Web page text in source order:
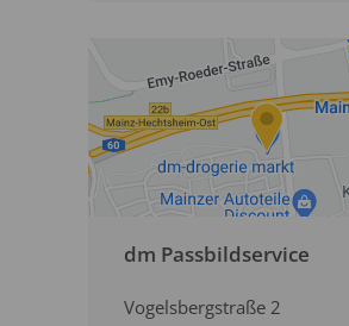
dm Passbildservice
Vogelsbergstraße 2